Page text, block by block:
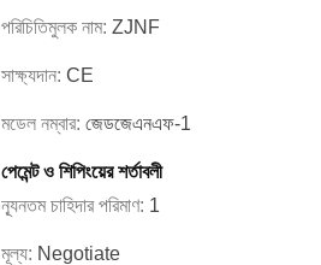
পরিচিতিমুলক নাম: ZJNF
সাক্ষ্যদান: CE
মডেল নম্বার: জেডজেএনএফ-1
পেমেন্ট ও শিপিংয়ের শর্তাবলী
ন্যূনতম চাহিদার পরিমাণ: 1
মূল্য: Negotiate